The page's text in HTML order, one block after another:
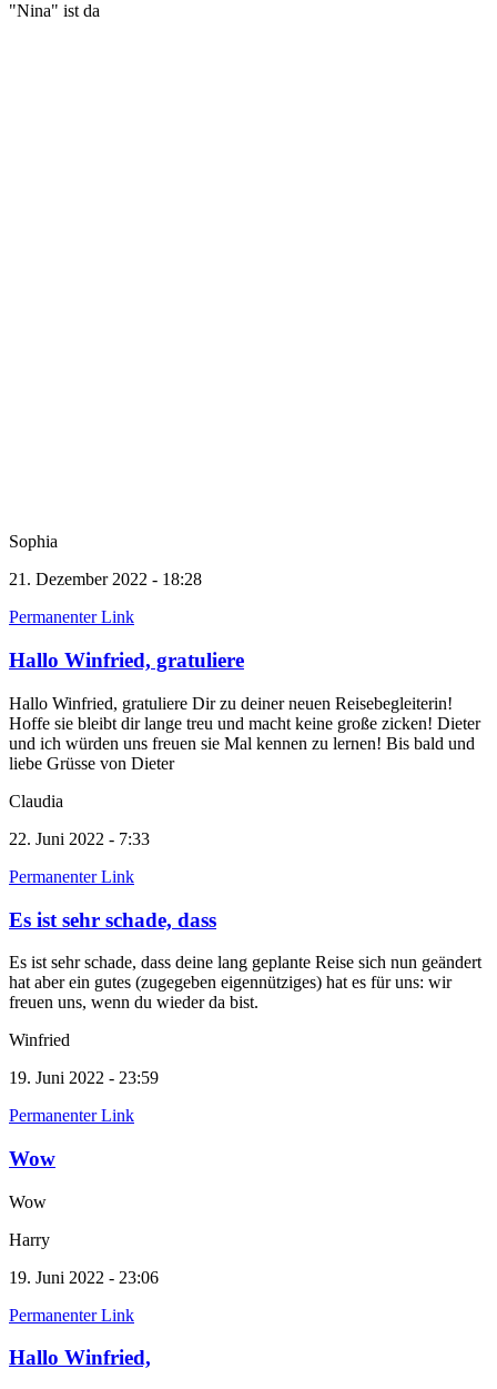
"Nina" ist da
Sophia
21. Dezember 2022 - 18:28
Permanenter Link
Hallo Winfried, gratuliere
Hallo Winfried, gratuliere Dir zu deiner neuen Reisebegleiterin!
Hoffe sie bleibt dir lange treu und macht keine große zicken! Dieter
und ich würden uns freuen sie Mal kennen zu lernen! Bis bald und
liebe Grüsse von Dieter
Claudia
22. Juni 2022 - 7:33
Permanenter Link
Es ist sehr schade, dass
Es ist sehr schade, dass deine lang geplante Reise sich nun geändert
hat aber ein gutes (zugegeben eigennütziges) hat es für uns: wir
freuen uns, wenn du wieder da bist.
Winfried
19. Juni 2022 - 23:59
Permanenter Link
Wow
Wow
Harry
19. Juni 2022 - 23:06
Permanenter Link
Hallo Winfried,